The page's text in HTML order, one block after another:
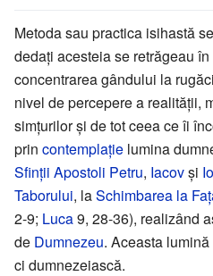
Metoda sau practica isihastă
dedați acesteia se retrăgeau
concentrarea gândului la
nivel de percepere a realității,
simțurilor și de tot ceea ce îi
prin contemplație lumina
Sfinții Apostoli Petru, Iacovși
Taborului, laSchimbarea la
2-9; Luca9, 28-36), realizând
de Dumnezeu. Aceasta
ci dumnezeiască.